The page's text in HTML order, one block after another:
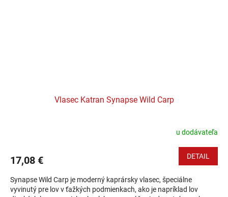
Vlasec Katran Synapse Wild Carp
u dodávateľa
17,08 € DETAIL
Synapse Wild Carp je moderný kaprársky vlasec, špeciálne
vyvinutý pre lov v ťažkých podmienkach, ako je napríklad lov